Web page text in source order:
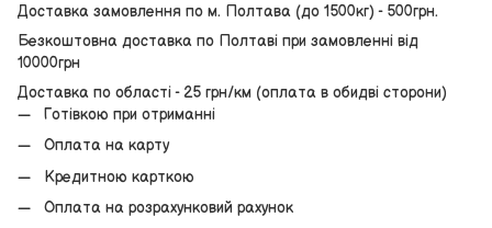
Доставка замовлення по м. Полтава (до 1500кг) - 500грн.
Безкоштовна доставка по Полтаві при замовленні від
10000грн
Доставка по області - 25 грн/км (оплата в обидві сторони)
Готівкою при отриманні
Оплата на карту
Кредитною карткою
Оплата на розрахунковий рахунок